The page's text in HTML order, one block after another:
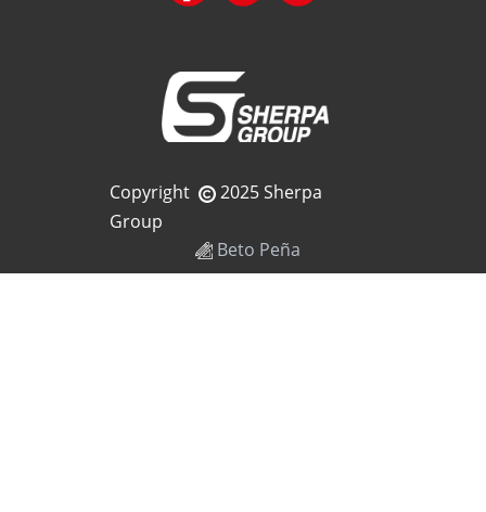
Copyright
2025 Sherpa
Group
Beto Peña